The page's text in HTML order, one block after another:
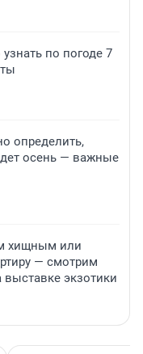
по погоде 7
определить,
осень — важные
хищным или
— смотрим
выставке экзотики